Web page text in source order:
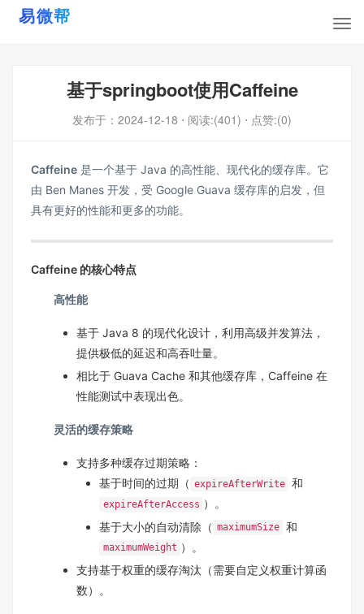
基于springboot使用Caffeine
发布于： 2024-12-18 ⋅ 阅读:(401) ⋅ 点赞:(0)
Caffeine 是一个基于 Java 的高性能、现代化的缓存库。它
由 Ben Manes 开发，受 Google Guava 缓存库的启发，但
具有更好的性能和更多的功能。
Caffeine 的核心特点
高性能
基于 Java 8 的现代化设计，利用高级并发算法，
提供极低的延迟和高吞吐量。
相比于 Guava Cache 和其他缓存库，Caffeine 在
性能测试中表现出色。
灵活的缓存策略
支持多种缓存过期策略：
基于时间的过期（ expireAfterWrite 和
expireAfterAccess ）。
基于大小的自动清除（ maximumSize 和
maximumWeight ）。
支持基于权重的缓存淘汰（需要自定义权重计算函
数）。